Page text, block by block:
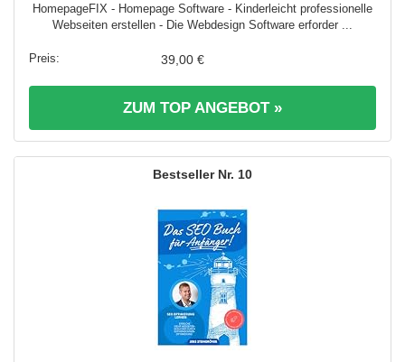
HomepageFIX - Homepage Software - Kinderleicht professionelle
Webseiten erstellen - Die Webdesign Software erforder ...
39,00 €
ZUM TOP ANGEBOT »
10